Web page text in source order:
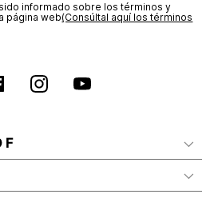
informado sobre los términos y
página web‎(Consúltal aquí los términos
F